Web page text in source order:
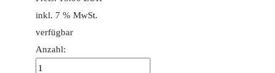
inkl. 7 % MwSt.
verfügbar
Anzahl: